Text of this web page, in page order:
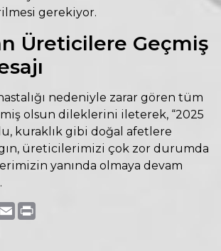
gerekiyor.
Üreticilere Geçmiş
nedeniyle zarar gören tüm
olsun dileklerini ileterek, “2025
kuraklık gibi doğal afetlere
üreticilerimizi çok zor durumda
yanında olmaya devam
Email